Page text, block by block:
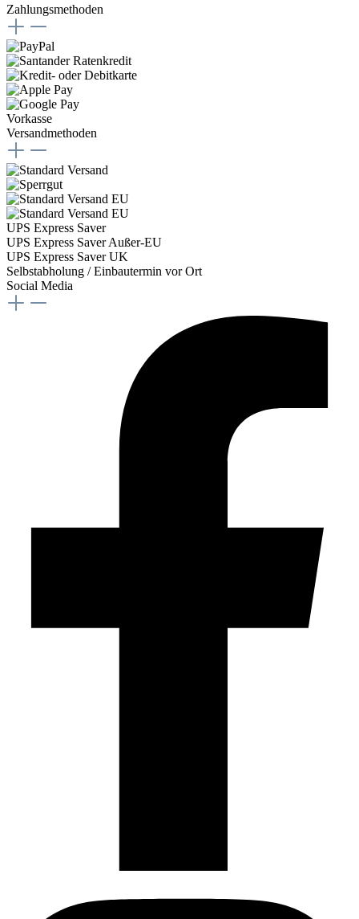
Zahlungsmethoden
Vorkasse
Versandmethoden
UPS Express Saver
UPS Express Saver Außer-EU
UPS Express Saver UK
Selbstabholung / Einbautermin vor Ort
Social Media